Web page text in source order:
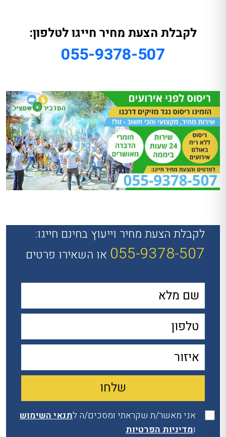
לקבלת הצעת מחיר חייגו לטלפון:
055-9378-507
לקבלת הצעת מחיר וייעוץ בחינם חייגו:
055-9378-507 או השאירו פרטים
אני מאשר/ת שקראתי ומסכים/ה לתנאי השימוש
ומדיניות הפרטיות